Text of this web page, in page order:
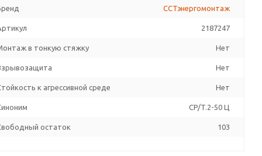
ССТэнергомонтаж
2187247
в тонкую стяжку Нет
Нет
к агрессивной среде Нет
CP/T.2-50 Ц
остаток 103